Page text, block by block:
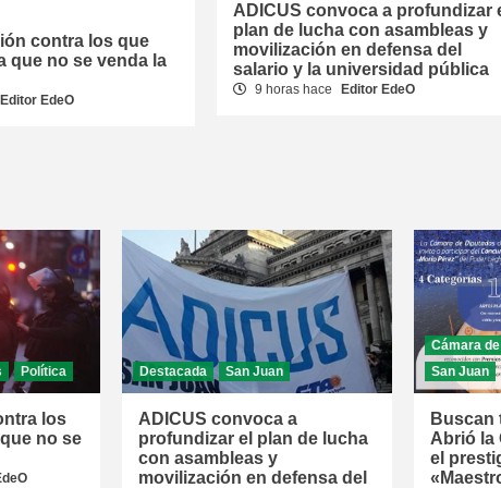
contra los que
que no se venda la
Editor EdeO
ADICUS convoca a profundizar
plan de lucha con asambleas y
movilización en defensa del
salario y la universidad pública
9 horas hace Editor EdeO
Política
los
no se
Destacada San Juan
ADICUS convoca a
profundizar el plan de lucha
con asambleas y
movilización en defensa del
Cámara
San Juan
Buscan
Abrió la
el